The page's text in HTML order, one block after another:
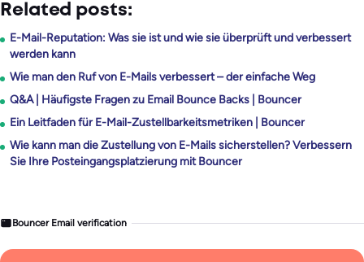
Related posts:
E-Mail-Reputation: Was sie ist und wie sie überprüft und verbessert
werden kann
Wie man den Ruf von E-Mails verbessert – der einfache Weg
Q&A | Häufigste Fragen zu Email Bounce Backs | Bouncer
Ein Leitfaden für E-Mail-Zustellbarkeitsmetriken | Bouncer
Wie kann man die Zustellung von E-Mails sicherstellen? Verbessern
Sie Ihre Posteingangsplatzierung mit Bouncer
Bouncer Email verification